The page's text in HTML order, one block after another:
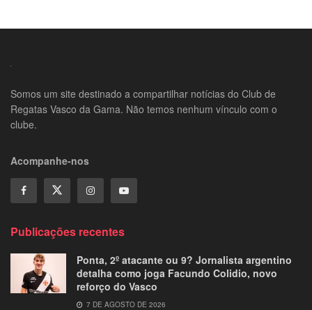
Somos um site destinado a compartilhar notícias do Club de
Regatas Vasco da Gama. Não temos nenhum vínculo com o
clube.
Acompanhe-nos
Publicações recentes
Ponta, 2º atacante ou 9? Jornalista argentino
detalha como joga Facundo Colidio, novo
reforço do Vasco
7 DE AGOSTO DE 2026